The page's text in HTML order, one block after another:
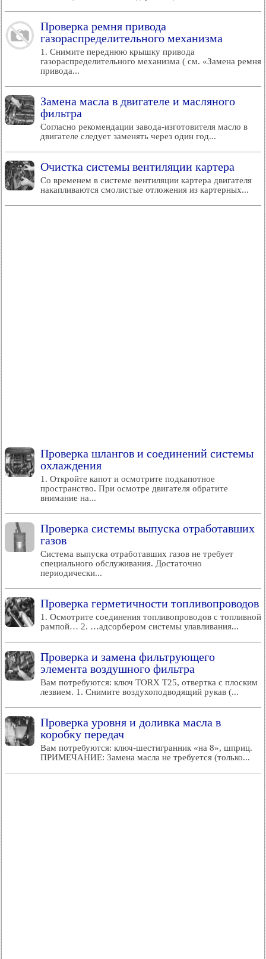
Проверка ремня привода
газораспределительного механизма
1. Снимите переднюю крышку привода
газораспределительного механизма ( см. «Замена ремня
привода...
Замена масла в двигателе и масляного
фильтра
Согласно рекомендации завода-изготовителя масло в
двигателе следует заменять через один год...
Очистка системы вентиляции картера
Со временем в системе вентиляции картера двигателя
накапливаются смолистые отложения из картерных...
Проверка шлангов и соединений системы
охлаждения
1. Откройте капот и осмотрите подкапотное
пространство. При осмотре двигателя обратите
внимание на...
Проверка системы выпуска отработавших
газов
Система выпуска отработавших газов не требует
специального обслуживания. Достаточно
периодически...
Проверка герметичности топливопроводов
1. Осмотрите соединения топливопроводов с топливной
рампой… 2. …адсорбером системы улавливания...
Проверка и замена фильтрующего
элемента воздушного фильтра
Вам потребуются: ключ TORX Т25, отвертка с плоским
лезвием. 1. Снимите воздухоподводящий рукав (...
Проверка уровня и доливка масла в
коробку передач
Вам потребуются: ключ-шестигранник «на 8», шприц.
ПРИМЕЧАНИЕ: Замена масла не требуется (только...